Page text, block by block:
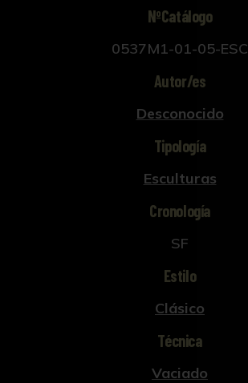
NºCatálogo
0537M1-01-05-ESC
Autor/es
Desconocido
Tipología
Esculturas
Cronología
SF
Estilo
Clásico
Técnica
Vaciado